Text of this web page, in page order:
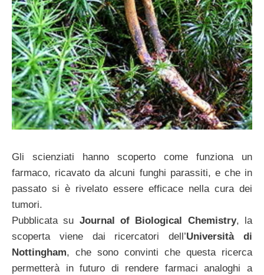
Gli scienziati hanno scoperto come funziona un
farmaco, ricavato da alcuni funghi parassiti, e che in
passato si è rivelato essere efficace nella cura dei
tumori.
Pubblicata su Journal of Biological Chemistry, la
scoperta viene dai ricercatori dell’Università di
Nottingham, che sono convinti che questa ricerca
permetterà in futuro di rendere farmaci analoghi a